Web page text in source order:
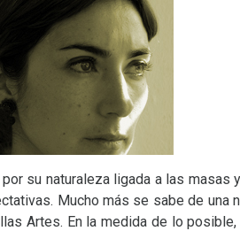
su naturaleza ligada a las
Mucho más se sabe de una
Artes. En la medida de lo